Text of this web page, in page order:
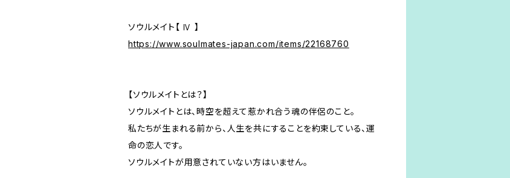
ソウルメイト【 Ⅳ 】
https://www.soulmates-japan.com/items/22168760
【ソウルメイトとは？】
ソウルメイトとは、時空を超えて惹かれ合う魂の伴侶のこと。
私たちが生まれる前から、人生を共にすることを約束している、運
命の恋人です。
ソウルメイトが用意されていない方はいません。